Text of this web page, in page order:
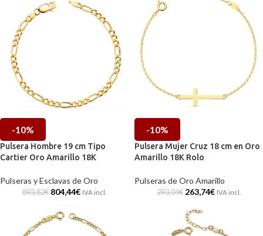
-10%
Pulsera Hombre 19 cm Tipo
Cartier Oro Amarillo 18K
Pulseras y Esclavas de Oro
893,82€ 804,44€ IVA incl.
-10%
Pulsera Mujer Cruz 18 cm en Oro
Amarillo 18K Rolo
Pulseras de Oro Amarillo
293,04€ 263,74€ IVA incl.